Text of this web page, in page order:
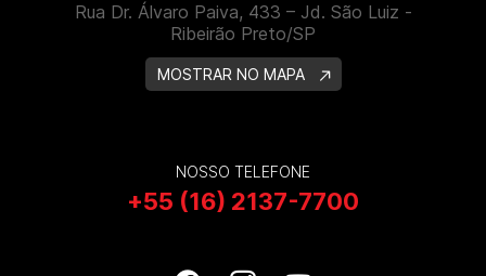
Rua Dr. Álvaro Paiva, 433 – Jd. São Luiz -
Ribeirão Preto/SP
MOSTRAR NO MAPA
NOSSO TELEFONE
+55 (16) 2137-7700